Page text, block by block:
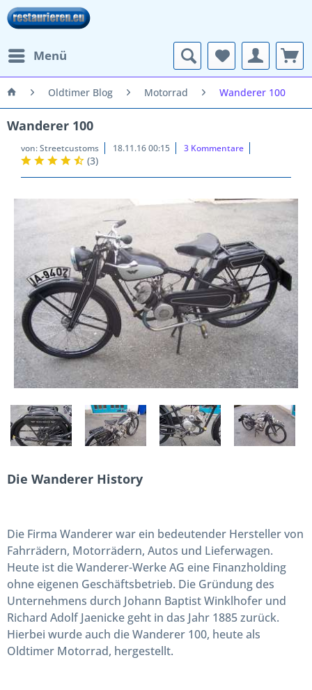
Menü
Oldtimer Blog Motorrad Wanderer 100
Wanderer 100
von:Streetcustoms 18.11.16 00:15 3 Kommentare
(3)
Die Wanderer History
Die Firma Wanderer war ein bedeutender Hersteller von
Fahrrädern, Motorrädern, Autos und Lieferwagen.
Heute ist die Wanderer-Werke AG eine Finanzholding
ohne eigenen Geschäftsbetrieb. Die Gründung des
Unternehmens durch Johann Baptist Winklhofer und
Richard Adolf Jaenicke geht in das Jahr 1885 zurück.
Hierbei wurde auch dieWanderer 100, heute als
Oldtimer Motorrad, hergestellt.